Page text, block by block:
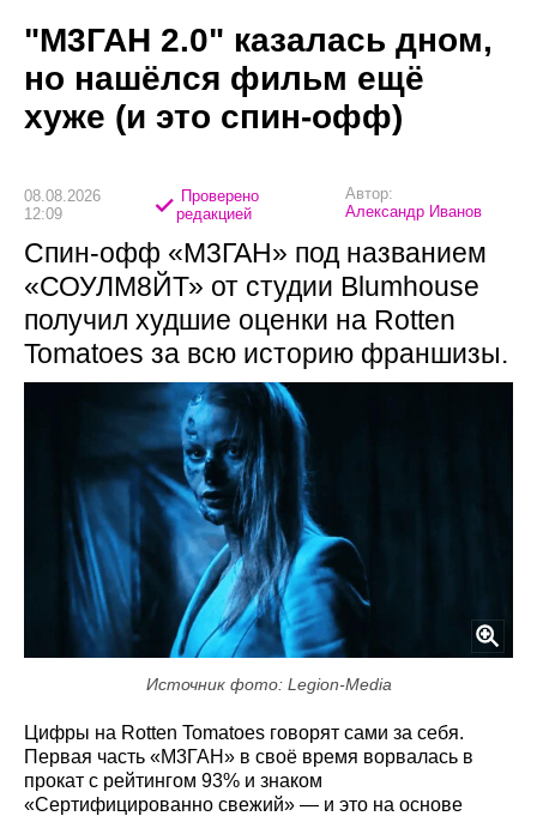
"М3ГАН 2.0" казалась дном,
но нашёлся фильм ещё
хуже (и это спин-офф)
08.08.2026
12:09
Проверено
редакцией
Автор:
Александр Иванов
Спин-офф «М3ГАН» под названием
«СОУЛМ8ЙТ» от студии Blumhouse
получил худшие оценки на Rotten
Tomatoes за всю историю франшизы.
Источник фото: Legion-Media
Цифры на Rotten Tomatoes говорят сами за себя.
Первая часть «М3ГАН» в своё время ворвалась в
прокат с рейтингом 93% и знаком
«Сертифицированно свежий» — и это на основе